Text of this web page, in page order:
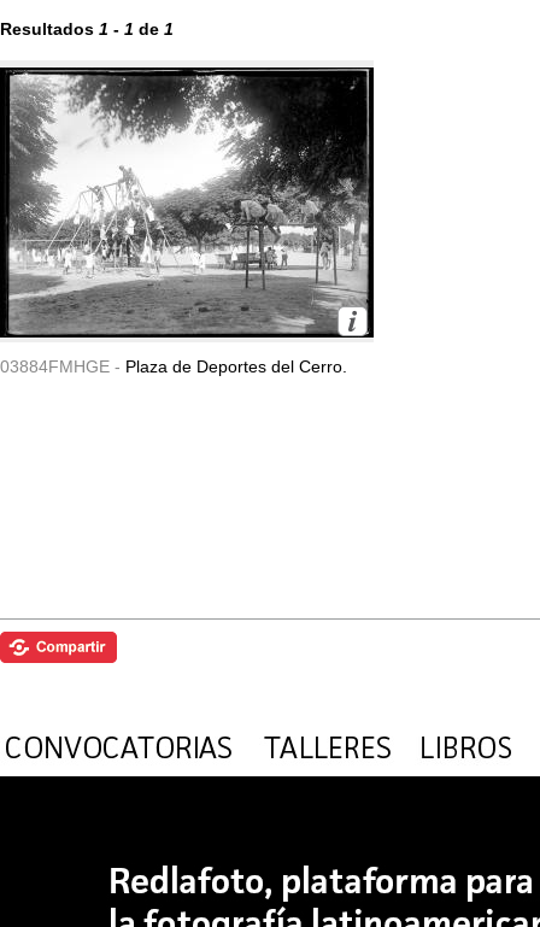
Resultados 1 - 1 de 1
03884FMHGE - Plaza de Deportes del Cerro.